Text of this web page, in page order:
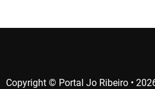
Copyright © Portal Jo Ribeiro •